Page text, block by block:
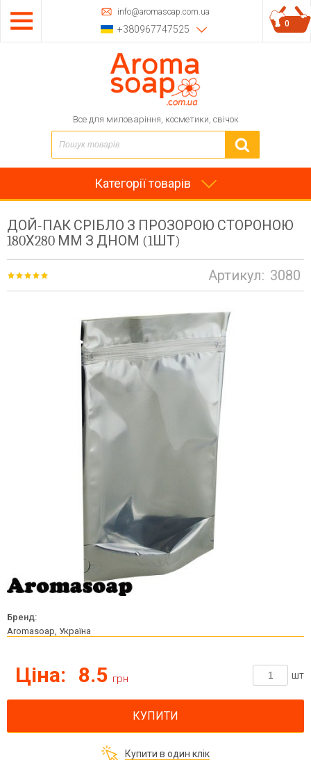
info@aromasoap.com.ua
+380967747525
Все для миловаріння, косметики, свічок
0
Категорії товарів
ДОЙ-ПАК СРІБЛО З ПРОЗОРОЮ СТОРОНОЮ
180Х280 ММ З ДНОМ (1ШТ)
Артикул: 3080
Бренд:
Aromasoap, Україна
Ціна: 8.5 грн шт
КУПИТИ
Купити в один клік